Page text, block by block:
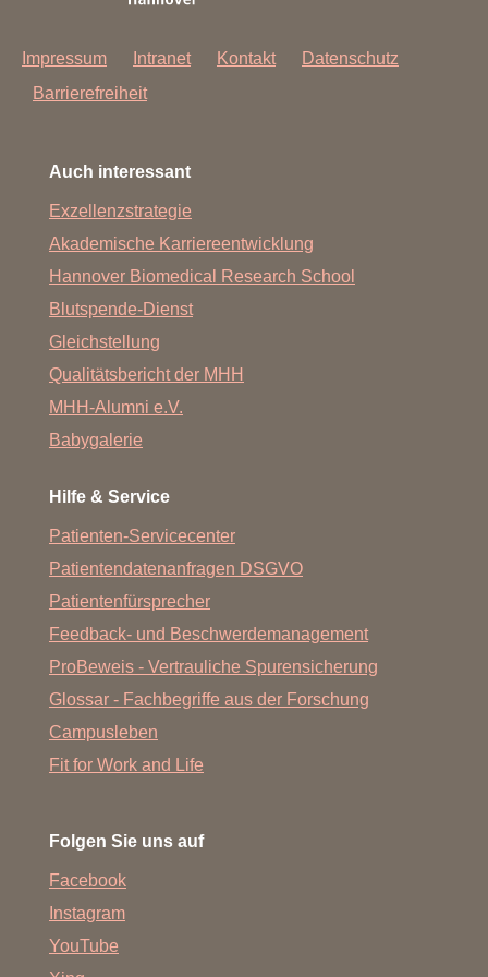
Impressum Intranet Kontakt
Datenschutz
Barrierefreiheit
Auch interessant
Exzellenzstrategie
Akademische Karriereentwicklung
Hannover Biomedical Research School
Blutspende-Dienst
Gleichstellung
Qualitätsbericht der MHH
MHH-Alumni e.V.
Babygalerie
Hilfe & Service
Patienten-Servicecenter
Patientendatenanfragen DSGVO
Patientenfürsprecher
Feedback- und Beschwerdemanagement
ProBeweis - Vertrauliche Spurensicherung
Glossar - Fachbegriffe aus der Forschung
Campusleben
Fit for Work and Life
Folgen Sie uns auf
Facebook
Instagram
YouTube